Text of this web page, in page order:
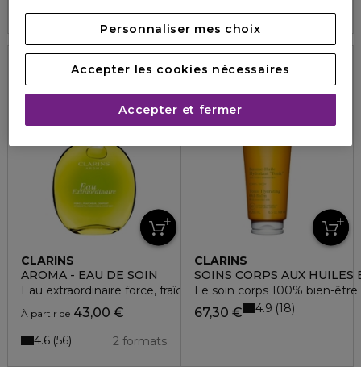
CLARINS
AROMA - EAU DE SOIN
Eau extraordinaire force, fraîcheur, confort
À partir de 43,00 €
2 formats
4.6 56
CLARINS
SOINS CORPS AUX HUILES
Le soin corps 100% bien-être
67,30 € 4.9 18
Personnaliser mes choix
Accepter les cookies nécessaires
Accepter et fermer